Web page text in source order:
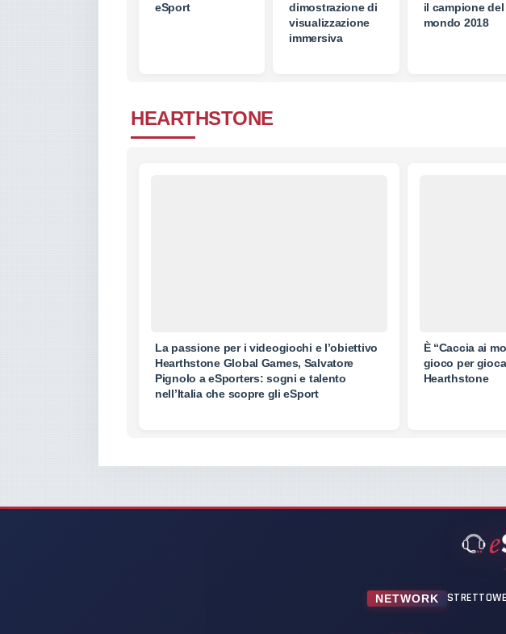
eSport
dimostrazione di
visualizzazione
immersiva
il campione del
mondo 2018
HEARTHSTONE
La passione per i videogiochi e l’obiettivo
Hearthstone Global Games, Salvatore
Pignolo a eSporters: sogni e talento
nell’Italia che scopre gli eSport
È “Caccia ai
gioco per
Hearthstone
NETWORK